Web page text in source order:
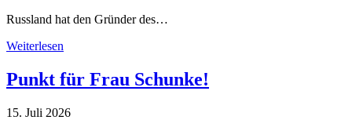
Russland hat den Gründer des…
Weiterlesen
Punkt für Frau Schunke!
15. Juli 2026